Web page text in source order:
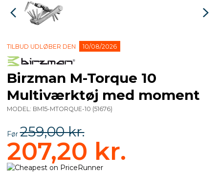
TILBUD UDLØBER DEN 10/08/2026
Birzman M-Torque 10
Multiværktøj med moment
MODEL: BM15-MTORQUE-10 (51676)
Før259,00 kr.
207,20 kr.